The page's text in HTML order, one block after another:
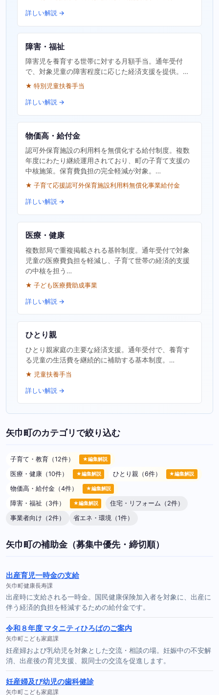
詳しい解説 →
障害・福祉
障害児を養育する世帯に対する月額手当。通年受付
で、対象児童の障害程度に応じた経済支援を提供。…
★ 特別児童扶養手当
詳しい解説 →
物価高・給付金
認可外保育施設の利用料を無償化する給付制度。複数
年度にわたり継続運用されており、町の子育て支援の
中核施策。保育費負担の完全軽減が対象。…
★ 子育て応援認可外保育施設利用料無償化事業給付金
詳しい解説 →
医療・健康
複数部局で重複掲載される基幹制度。通年受付で対象
児童の医療費負担を軽減し、子育て世帯の経済的支援
の中核を担う…
★ 子ども医療費助成事業
詳しい解説 →
ひとり親
ひとり親家庭の主要な経済支援。通年受付で、養育す
る児童の生活費を継続的に補助する基本制度。…
★ 児童扶養手当
詳しい解説 →
矢巾町のカテゴリで絞り込む
子育て・教育（12件） ★編集解説
医療・健康（10件） ★編集解説 ひとり親（6件） ★編集解説
物価高・給付金（4件） ★編集解説
障害・福祉（3件） ★編集解説
住宅・リフォーム（2件）
事業者向け（2件）
省エネ・環境（1件）
矢巾町の補助金（募集中優先・締切順）
出産育児一時金の支給
矢巾町健康長寿課
出産時に支給される一時金。国民健康保険加入者を対象に、出産に
伴う経済的負担を軽減するための給付金です。
令和８年度 マタニティひろばのご案内
矢巾町こども家庭課
妊産婦および乳幼児を対象とした交流・相談の場。妊娠中の不安解
消、出産後の育児支援、親同士の交流を促進します。
妊産婦及び幼児の歯科健診
矢巾町こども家庭課